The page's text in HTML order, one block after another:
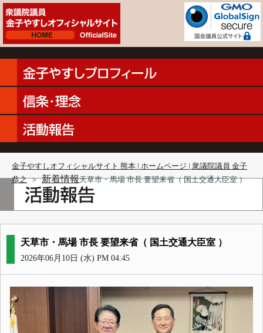
金子やすしオフィシャルサイト 熊本 | ホームページ | 衆議院議員 金子
恭之 ＞ 新着情報天草市・馬場 市長 要望来省（ 国土交通大臣室 ）
天草市・馬場 市長 要望来省（ 国土交通大臣室 ）
2026年06月10日 (水) PM 04:45